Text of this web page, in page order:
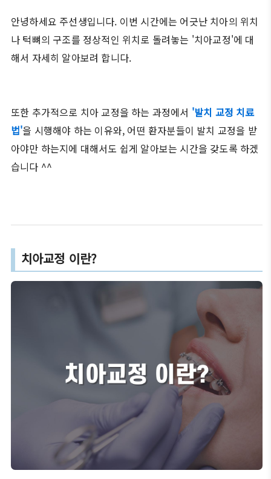
안녕하세요 주선생입니다. 이번 시간에는 어긋난 치아의 위치
나 턱뼈의 구조를 정상적인 위치로 돌려놓는 '치아교정'에 대
해서 자세히 알아보려 합니다.
또한 추가적으로 치아 교정을 하는 과정에서 '발치 교정 치료
법'을 시행해야 하는 이유와, 어떤 환자분들이 발치 교정을 받
아야만 하는지에 대해서도 쉽게 알아보는 시간을 갖도록 하겠
습니다 ^^
치아교정 이란?